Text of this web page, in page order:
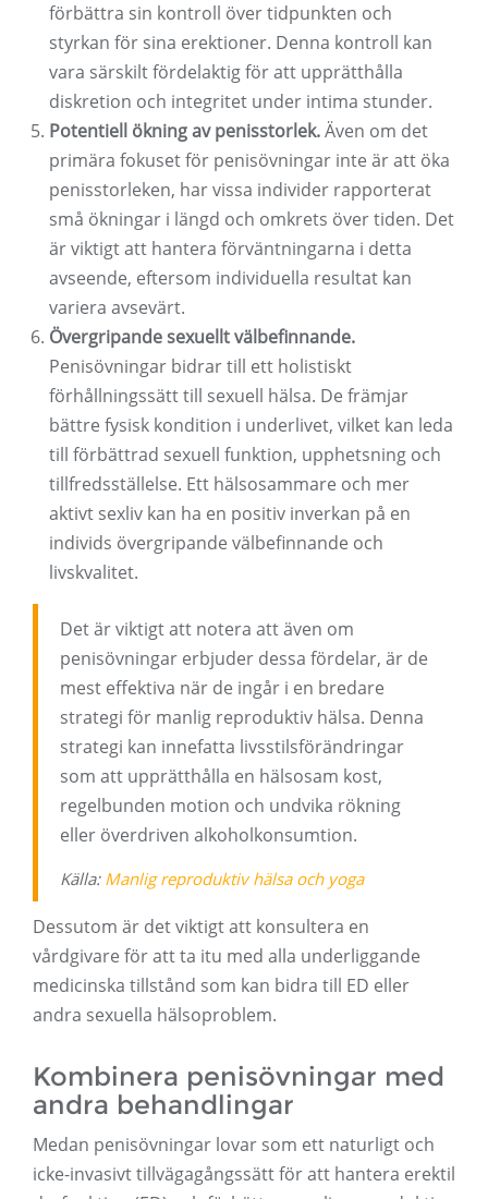
förbättra sin kontroll över tidpunkten och
styrkan för sina erektioner. Denna kontroll kan
vara särskilt fördelaktig för att upprätthålla
diskretion och integritet under intima stunder.
Potentiell ökning av penisstorlek.Även om det
primära fokuset för penisövningar inte är att öka
penisstorleken, har vissa individer rapporterat
små ökningar i längd och omkrets över tiden. Det
är viktigt att hantera förväntningarna i detta
avseende, eftersom individuella resultat kan
variera avsevärt.
Övergripande sexuellt välbefinnande.
Penisövningar bidrar till ett holistiskt
förhållningssätt till sexuell hälsa. De främjar
bättre fysisk kondition i underlivet, vilket kan leda
till förbättrad sexuell funktion, upphetsning och
tillfredsställelse. Ett hälsosammare och mer
aktivt sexliv kan ha en positiv inverkan på en
individs övergripande välbefinnande och
livskvalitet.
Det är viktigt att notera att även om
penisövningar erbjuder dessa fördelar, är de
mest effektiva när de ingår i en bredare
strategi för manlig reproduktiv hälsa. Denna
strategi kan innefatta livsstilsförändringar
som att upprätthålla en hälsosam kost,
regelbunden motion och undvika rökning
eller överdriven alkoholkonsumtion.
Källa: Manlig reproduktiv hälsa och yoga
Dessutom är det viktigt att konsultera en
vårdgivare för att ta itu med alla underliggande
medicinska tillstånd som kan bidra till ED eller
andra sexuella hälsoproblem.
Kombinera penisövningar med
andra behandlingar
Medan penisövningar lovar som ett naturligt och
icke-invasivt tillvägagångssätt för att hantera erektil